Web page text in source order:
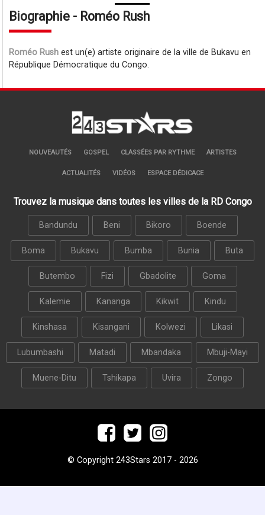
Biographie - Roméo Rush
Roméo Rush est un(e) artiste originaire de la ville de Bukavu en
République Démocratique du Congo.
NOUVEAUTÉS GOSPEL CLASSÉES PAR RYTHME ARTISTES
ACTUALITÉS VIDÉOS ESPACE DÉDICACE
Trouvez la musique dans toutes les villes de la RD Congo
Bandundu Beni Bikoro Boende
Boma Bukavu Bumba Bunia Buta
Butembo Fizi Gbadolite Goma
Kalemie Kananga Kikwit Kindu
Kinshasa Kisangani Kolwezi Likasi
Lubumbashi Matadi Mbandaka Mbuji-Mayi
Muene-Ditu Tshikapa Uvira Zongo
© Copyright 243Stars 2017 - 2026